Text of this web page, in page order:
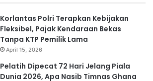
Korlantas Polri Terapkan Kebijakan
Fleksibel, Pajak Kendaraan Bekas
Tanpa KTP Pemilik Lama
April 15, 2026
Pelatih Dipecat 72 Hari Jelang Piala
Dunia 2026, Apa Nasib Timnas Ghana